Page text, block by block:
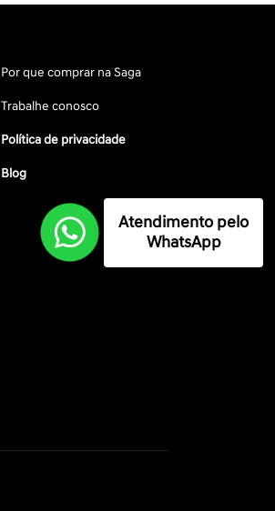
Por que comprar na Saga
Trabalhe conosco
Política de privacidade
Blog
Atendimento pelo
WhatsApp